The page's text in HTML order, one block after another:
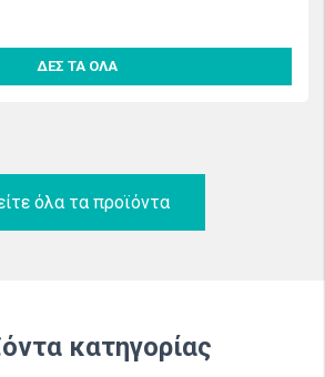
ΔΕΣ ΤΑ ΟΛΑ
όλα τα προϊόντα
κατηγορίας